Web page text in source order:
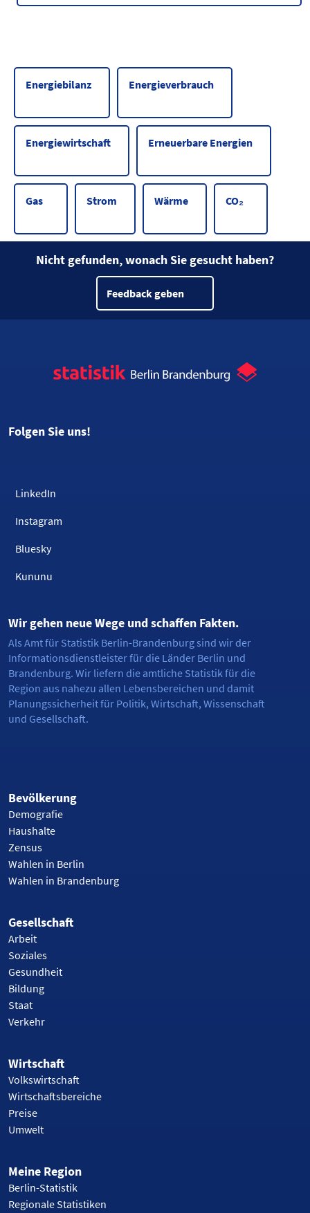
Energiebilanz Energieverbrauch
Energiewirtschaft Erneuerbare Energien
Gas Strom Wärme CO₂
Nicht gefunden, wonach Sie gesucht haben?
Feedback geben
Folgen Sie uns!
LinkedIn
Instagram
Bluesky
Kununu
Wir gehen neue Wege und schaffen Fakten.
Als Amt für Statistik Berlin-Brandenburg sind wir der
Informationsdienstleister für die Länder Berlin und
Brandenburg. Wir liefern die amtliche Statistik für die
Region aus nahezu allen Lebensbereichen und damit
Planungssicherheit für Politik, Wirtschaft, Wissenschaft
und Gesellschaft.
Bevölkerung
Demografie
Haushalte
Zensus
Wahlen in Berlin
Wahlen in Brandenburg
Gesellschaft
Arbeit
Soziales
Gesundheit
Bildung
Staat
Verkehr
Wirtschaft
Volkswirtschaft
Wirtschaftsbereiche
Preise
Umwelt
Meine Region
Berlin-Statistik
Regionale Statistiken